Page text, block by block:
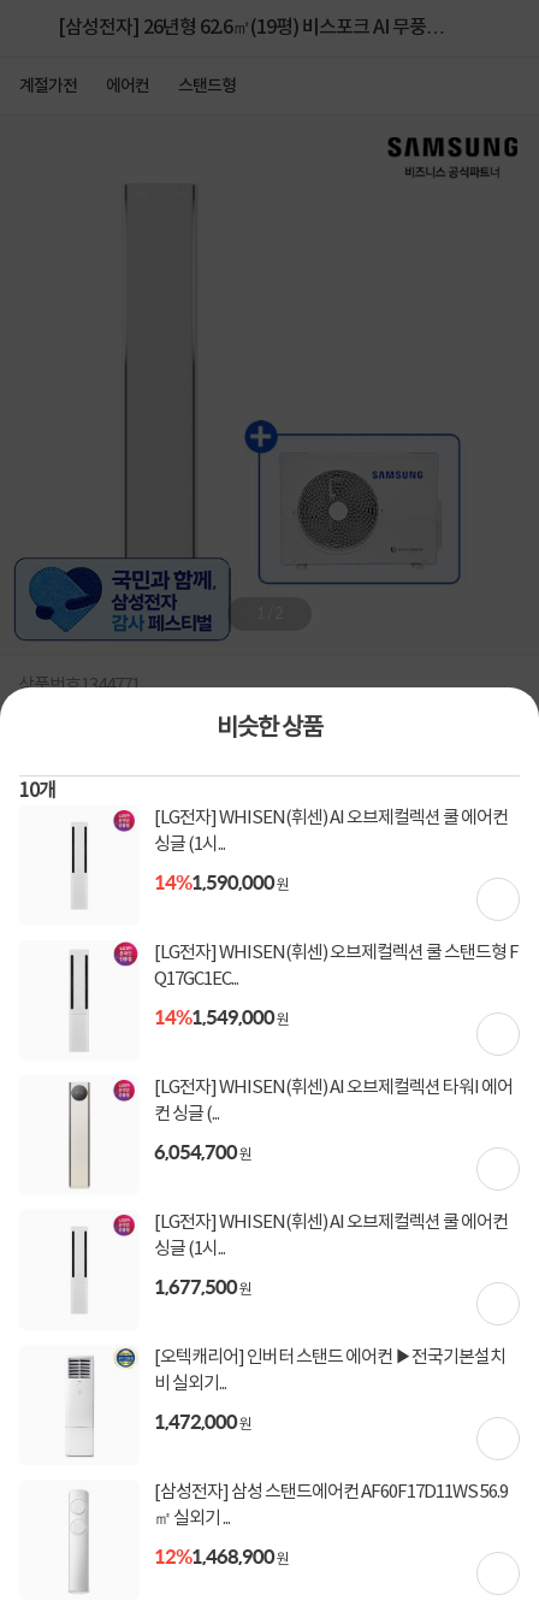
[삼성전자] 26년형 62.6㎡(19평) 비스포크 AI 무풍콤보
계절가전 에어컨 스탠드형
비슷한 상품
10개
[LG전자] WHISEN(휘센) AI 오브제컬렉션 쿨 에어컨
싱글 (1시...
14%1,590,000원
[LG전자] WHISEN(휘센) 오브제컬렉션 쿨 스탠드형 F
Q17GC1EC...
14%1,549,000원
[LG전자] WHISEN(휘센) AI 오브제컬렉션 타워I 에어
컨 싱글 (...
6,054,700원
[LG전자] WHISEN(휘센) AI 오브제컬렉션 쿨 에어컨
싱글 (1시...
1,677,500원
[오텍캐리어] 인버터 스탠드 에어컨 ▶전국기본설치
비 실외기...
1,472,000원
[삼성전자] 삼성 스탠드에어컨 AF60F17D11WS 56.9
㎡ 실외기 ...
12%1,468,900원
상품번호1344771
리 프로 스탠드 에어컨 AF90H19D38WS [실외기 포함, 전국
기본설치 무료]
삼성,비스포크,BESPOKE,에어컨,스탠드에어컨,AI에어컨,무풍에어컨/60~69㎡(21평)/
스탠드형 에어컨
3,580,100 3,150,500
할인혜택
[국민카드] 50,000원 즉시할인 (1,000,000원 이상
결제 시)
상 결제 시)
[토스페이 X 현대카드] 5% 즉시할인 (800,000원 이
무이자 할부혜택
결제혜택 무이자무이자무이자
입고일 08월 09일
배송정보
배송비 무료배송
상세정보